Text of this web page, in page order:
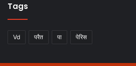
Tags
Vd परैत पा पेरिस